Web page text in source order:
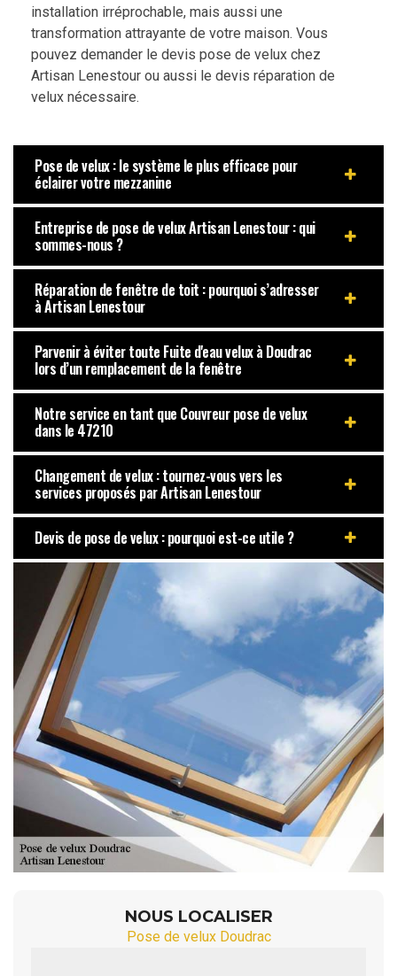
installation irréprochable, mais aussi une
transformation attrayante de votre maison. Vous
pouvez demander le devis pose de velux chez
Artisan Lenestour ou aussi le devis réparation de
velux nécessaire.
Pose de velux : le système le plus efficace pour
éclairer votre mezzanine
Entreprise de pose de velux Artisan Lenestour : qui
sommes-nous ?
Réparation de fenêtre de toit : pourquoi s’adresser
à Artisan Lenestour
Parvenir à éviter toute Fuite d'eau velux à Doudrac
lors d’un remplacement de la fenêtre
Notre service en tant que Couvreur pose de velux
dans le 47210
Changement de velux : tournez-vous vers les
services proposés par Artisan Lenestour
Devis de pose de velux : pourquoi est-ce utile ?
NOUS LOCALISER
Pose de velux Doudrac